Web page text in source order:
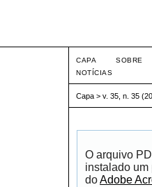
CAPA SOBRE
NOTÍCIAS
Capa > v. 35, n. 35
O arquivo
instalado
doAdobe